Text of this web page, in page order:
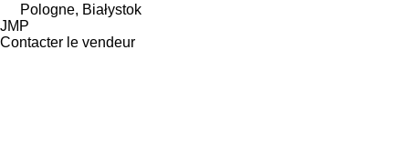
Pologne, Białystok
JMP
Contacter le vendeur